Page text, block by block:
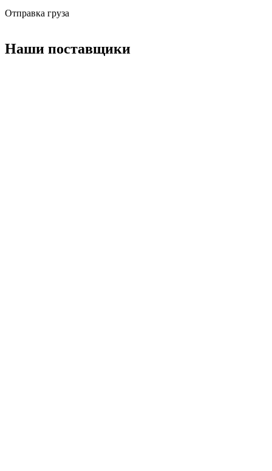
Отправка груза
Наши поставщики